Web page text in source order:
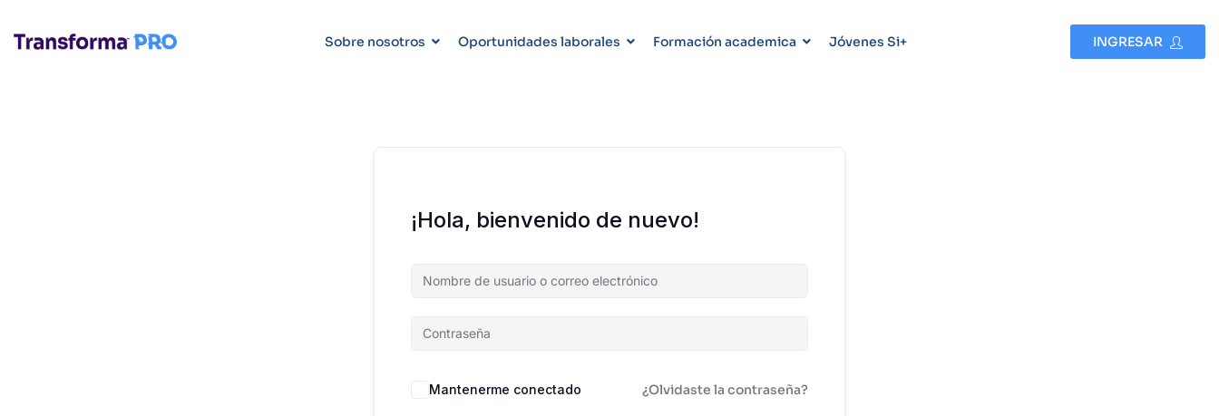
Sobre nosotros Oportunidades laborales Formación academica Jóvenes Si+ INGRESAR
¡Hola, bienvenido de nuevo!
Mantenerme conectado ¿Olvidaste la contraseña?